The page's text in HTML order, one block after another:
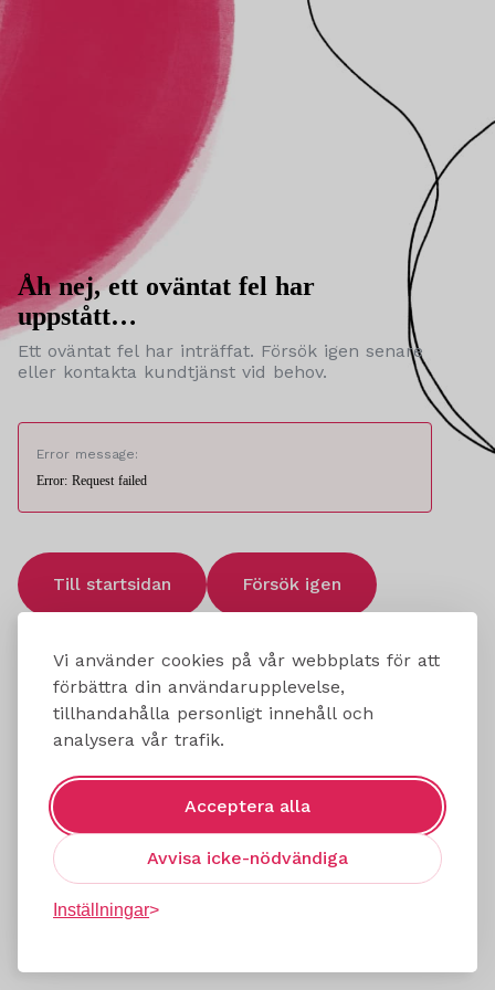
Vi använder cookies på vår webbplats för att
förbättra din användarupplevelse,
tillhandahålla personligt innehåll och
analysera vår trafik.
Acceptera alla
Avvisa icke-nödvändiga
Inställningar
Åh nej, ett oväntat fel har
uppstått…
Ett oväntat fel har inträffat. Försök igen senare
eller kontakta kundtjänst vid behov.
Error message:
Error: Request failed
Till startsidan Försök igen